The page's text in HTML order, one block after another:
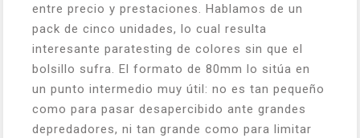
entre precio y prestaciones. Hablamos de un
pack de cinco unidades, lo cual resulta
interesante paratesting de colores sin que el
bolsillo sufra. El formato de 80mm lo sitúa en
un punto intermedio muy útil: no es tan pequeño
como para pasar desapercibido ante grandes
depredadores, ni tan grande como para limitar